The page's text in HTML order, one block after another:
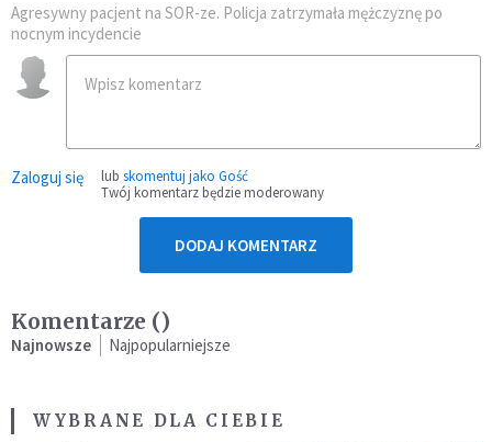
Agresywny pacjent na SOR-ze. Policja zatrzymała mężczyznę po
nocnym incydencie
Zaloguj się lub skomentuj jako Gość
Twój komentarz będzie moderowany
DODAJ KOMENTARZ
Komentarze ()
Najnowsze Najpopularniejsze
WYBRANE DLA CIEBIE